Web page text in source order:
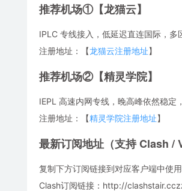
推荐机场①【龙猫云】
IPLC 专线接入，低延迟直连国际，
注册地址：【龙猫云注册地址】
推荐机场②【精灵学院】
IEPL 高速内网专线，晚高峰依然稳
注册地址：【精灵学院注册地址】
最新订阅地址（支持 Clash /
复制下方订阅链接到对应客户端中使用
Clash订阅链接：http://